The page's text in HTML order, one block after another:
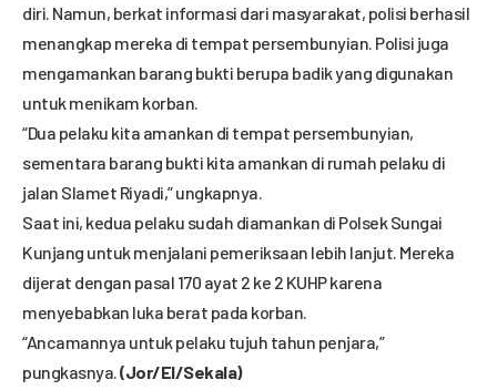
diri. Namun, berkat informasi dari masyarakat, polisi berhasil
menangkap mereka di tempat persembunyian. Polisi juga
mengamankan barang bukti berupa badik yang digunakan
untuk menikam korban.
“Dua pelaku kita amankan di tempat persembunyian,
sementara barang bukti kita amankan di rumah pelaku di
jalan Slamet Riyadi,” ungkapnya.
Saat ini, kedua pelaku sudah diamankan di Polsek Sungai
Kunjang untuk menjalani pemeriksaan lebih lanjut. Mereka
dijerat dengan pasal 170 ayat 2 ke 2 KUHP karena
menyebabkan luka berat pada korban.
“Ancamannya untuk pelaku tujuh tahun penjara,”
pungkasnya. (Jor/El/Sekala)